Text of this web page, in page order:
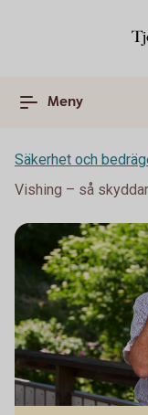
Meny
Säkerhet och
Vishing – så